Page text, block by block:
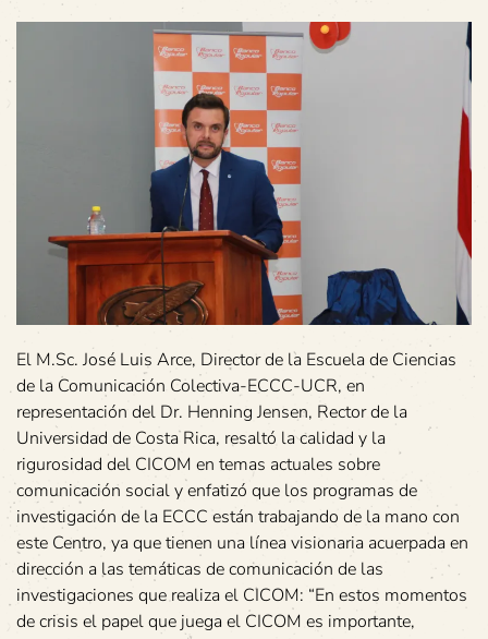
El M.Sc. José Luis Arce, Director de la Escuela de Ciencias
de la Comunicación Colectiva-ECCC-UCR, en
representación del Dr. Henning Jensen, Rector de la
Universidad de Costa Rica, resaltó la calidad y la
rigurosidad del CICOM en temas actuales sobre
comunicación social y enfatizó que los programas de
investigación de la ECCC están trabajando de la mano con
este Centro, ya que tienen una línea visionaria acuerpada en
dirección a las temáticas de comunicación de las
investigaciones que realiza el CICOM: “En estos momentos
de crisis el papel que juega el CICOM es importante,